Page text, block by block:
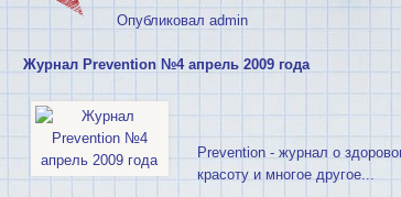
Опубликовал admin
Журнал Prevention №4 апрель 2009 года
Prevention - журнал о
красоту и многое другое...